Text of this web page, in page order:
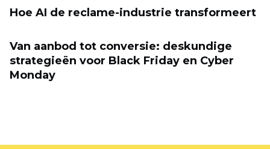
Hoe AI de reclame-industrie transformeert
Van aanbod tot conversie: deskundige
strategieën voor Black Friday en Cyber ​​
Monday